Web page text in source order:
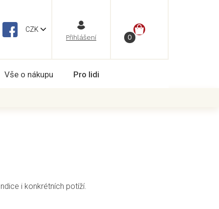
CZK NÁKUPNÍ
Vše o nákupu Pro lidi
i konkrétních potíží.